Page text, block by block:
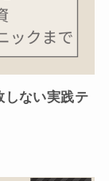
しない実践テ